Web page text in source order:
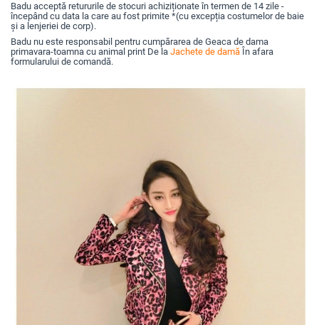
Badu acceptă retururile de stocuri achiziționate în termen de 14 zile -
începând cu data la care au fost primite *(cu excepția costumelor de baie
și a lenjeriei de corp).
Badu nu este responsabil pentru cumpărarea de Geaca de dama
primavara-toamna cu animal print De la Jachete de damă În afara
formularului de comandă.